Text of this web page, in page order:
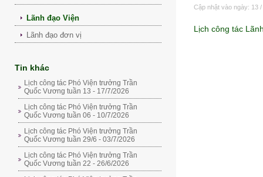
Lãnh đạo Viện
Lãnh đạo đơn vị
Tin khác
Lịch công tác Phó Viện trưởng Trần
Quốc Vương tuần 13 - 17/7/2026
Lịch công tác Phó Viện trưởng Trần
Quốc Vương tuần 06 - 10/7/2026
Lịch công tác Phó Viện trưởng Trần
Quốc Vương tuần 29/6 - 03/7/2026
Lịch công tác Phó Viện trưởng Trần
Quốc Vương tuần 22 - 26/6/2026
Cập nhật vào ngày: 13
Lịch công tác